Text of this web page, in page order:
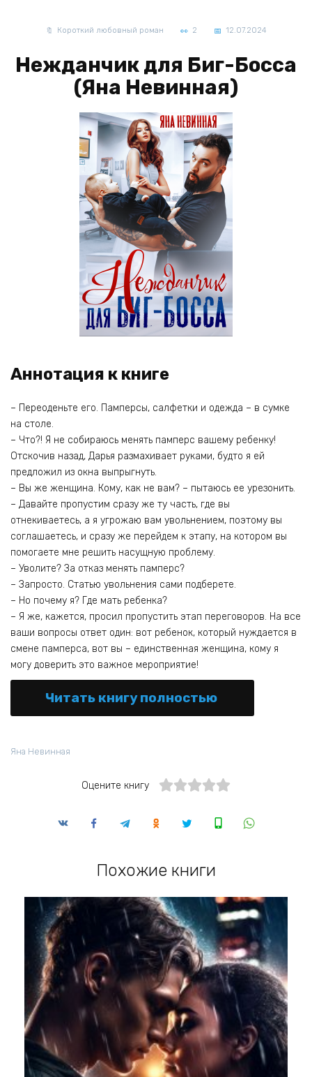
Короткий любовный роман 2 12.07.2024
Нежданчик для Биг-Босса
(Яна Невинная)
Аннотация к книге
– Переоденьте его. Памперсы, салфетки и одежда – в сумке
на столе.
– Что?! Я не собираюсь менять памперс вашему ребенку!
Отскочив назад, Дарья размахивает руками, будто я ей
предложил из окна выпрыгнуть.
– Вы же женщина. Кому, как не вам? – пытаюсь ее урезонить.
– Давайте пропустим сразу же ту часть, где вы
отнекиваетесь, а я угрожаю вам увольнением, поэтому вы
соглашаетесь, и сразу же перейдем к этапу, на котором вы
помогаете мне решить насущную проблему.
– Уволите? За отказ менять памперс?
– Запросто. Статью увольнения сами подберете.
– Но почему я? Где мать ребенка?
– Я же, кажется, просил пропустить этап переговоров. На все
ваши вопросы ответ один: вот ребенок, который нуждается в
смене памперса, вот вы – единственная женщина, кому я
могу доверить это важное мероприятие!
Читать книгу полностью
Яна Невинная
Оцените книгу
Похожие книги